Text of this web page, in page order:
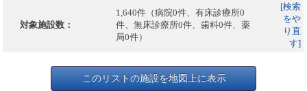
対象施設数：
1,640件（病院0件、有床診療所0
件、無床診療所0件、歯科0件、薬
局0件）
[検索
をや
り直
す]
このリストの施設を地図上に表示